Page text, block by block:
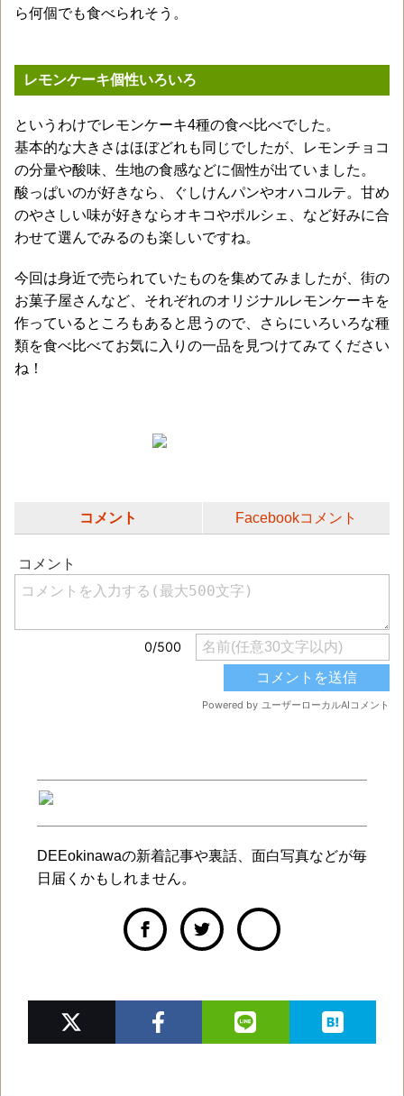
ら何個でも食べられそう。
レモンケーキ個性いろいろ
というわけでレモンケーキ4種の食べ比べでした。
基本的な大きさはほぼどれも同じでしたが、レモンチョコ
の分量や酸味、生地の食感などに個性が出ていました。
酸っぱいのが好きなら、ぐしけんパンやオハコルテ。甘め
のやさしい味が好きならオキコやポルシェ、など好みに合
わせて選んでみるのも楽しいですね。
今回は身近で売られていたものを集めてみましたが、街の
お菓子屋さんなど、それぞれのオリジナルレモンケーキを
作っているところもあると思うので、さらにいろいろな種
類を食べ比べてお気に入りの一品を見つけてみてください
ね！
コメント Facebookコメント
DEEokinawaの新着記事や裏話、面白写真などが毎
日届くかもしれません。